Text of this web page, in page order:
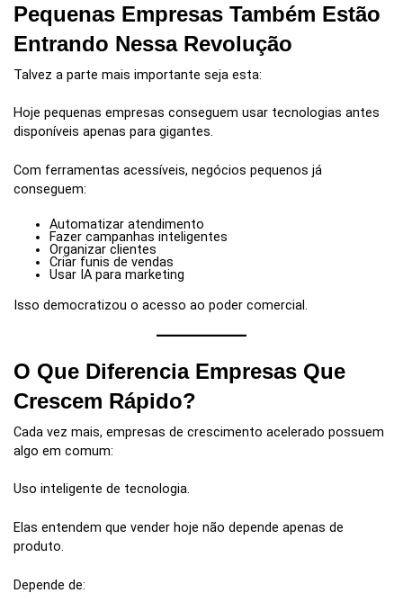
Pequenas Empresas Também Estão
Entrando Nessa Revolução
Talvez a parte mais importante seja esta:
Hoje pequenas empresas conseguem usar tecnologias antes
disponíveis apenas para gigantes.
Com ferramentas acessíveis, negócios pequenos já
conseguem:
Automatizar atendimento
Fazer campanhas inteligentes
Organizar clientes
Criar funis de vendas
Usar IA para marketing
Isso democratizou o acesso ao poder comercial.
O Que Diferencia Empresas Que
Crescem Rápido?
Cada vez mais, empresas de crescimento acelerado possuem
algo em comum:
Uso inteligente de tecnologia.
Elas entendem que vender hoje não depende apenas de
produto.
Depende de: